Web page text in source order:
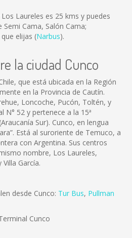
Laureles es 25 kms y puedes
Cama, Salón Cama;
elijas (Narbus).
la ciudad Cunco
que está ubicada en la Región
en la Provincia de Cautín.
Loncoche, Pucón, Toltén, y
N° 52 y pertenece a la 15ª
Sur). Cunco, en lengua
Está al suroriente de Temuco, a
con Argentina. Sus centros
nombre, Los Laureles,
García.
desde Cunco: Tur Bus, Pullman
Cunco